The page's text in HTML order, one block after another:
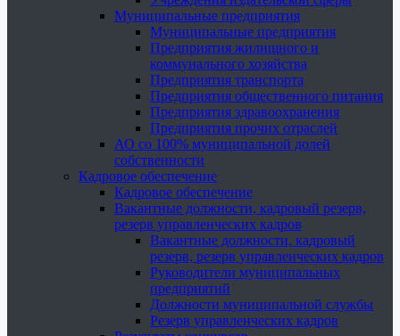
Муниципальные предприятия
Муниципальные предприятия
Предприятия жилищного и
коммунального хозяйства
Предприятия транспорта
Предприятия общественного питания
Предприятия здравоохранения
Предприятия прочих отраслей
АО со 100% муниципальной долей
собственности
Кадровое обеспечение
Кадровое обеспечение
Вакантные должности, кадровый резерв,
резерв управленческих кадров
Вакантные должности, кадровый
резерв, резерв управленческих кадров
Руководители муниципальных
предприятий
Должности муниципальной службы
Резерв управленческих кадров